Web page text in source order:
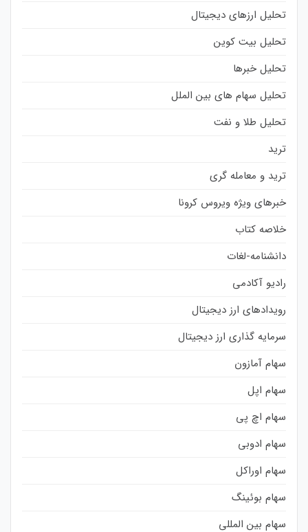
تحلیل ارزهای دیجیتال
تحلیل بیت کوین
تحلیل خبرها
تحلیل سهام های بین الملل
تحلیل طلا و نفت
ترید
ترید و معامله گری
خبرهای ویژه ویروس کرونا
خلاصه کتاب
دانشنامه-لغات
رادیو آکادمی
رویدادهای ارز دیجیتال
سرمایه گذاری ارز دیجیتال
سهام آمازون
سهام اپل
سهام اچ پی
سهام ادوبی
سهام اوراکل
سهام بوئینگ
سهام بین المللی